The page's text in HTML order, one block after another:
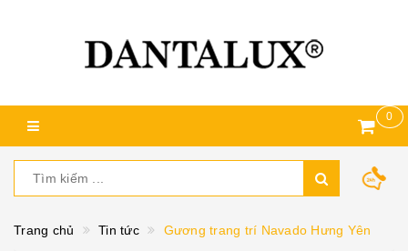
0
Trang chủ Tin tức Gương trang trí Navado Hưng Yên